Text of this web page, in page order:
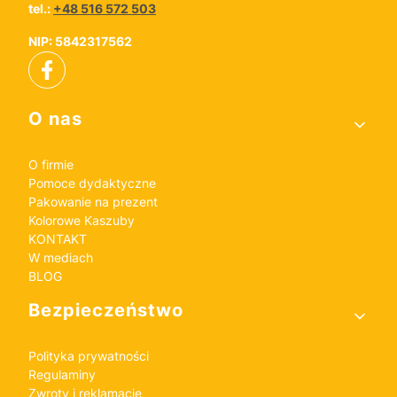
tel.: +48 516 572 503
NIP: 5842317562
Linki w stopce
O nas
O firmie
Pomoce dydaktyczne
Pakowanie na prezent
Kolorowe Kaszuby
KONTAKT
W mediach
BLOG
Bezpieczeństwo
Polityka prywatności
Regulaminy
Zwroty i reklamacje